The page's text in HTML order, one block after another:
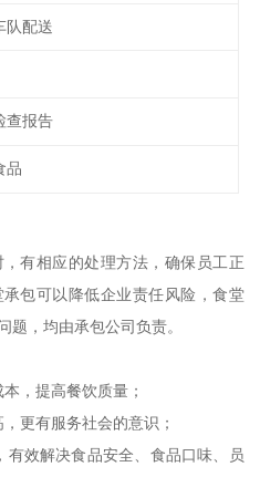
队配送
查报告
品
有相应的处理方法，确保员工正
包可以降低企业责任风险，食堂
题，均由承包公司负责。
，提高餐饮质量；
更有服务社会的意识；
有效解决食品安全、食品口味、员